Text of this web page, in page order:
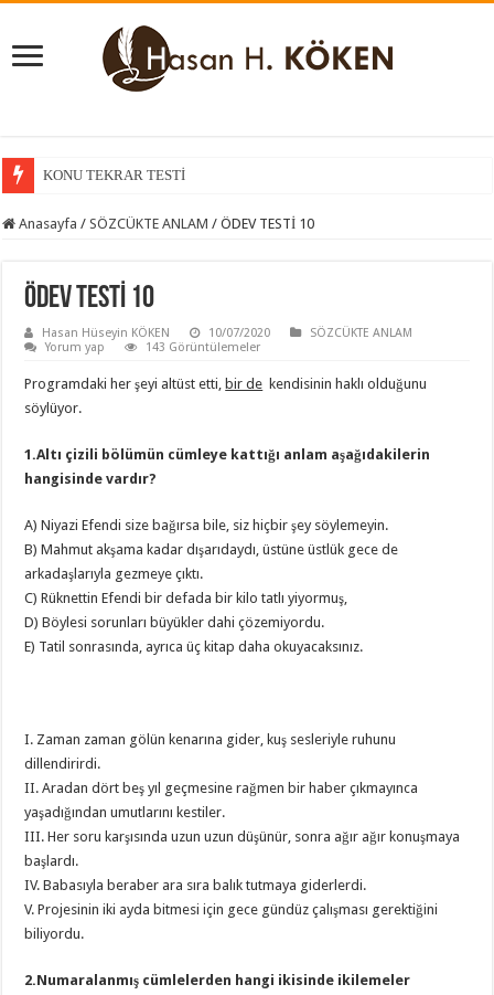
KONU TEKRAR TESTİ
KONU KAVRAMA TESTİ
Anasayfa / SÖZCÜKTE ANLAM / ÖDEV TESTİ 10
ÖDEV TESTİ 10
Hasan Hüseyin KÖKEN 10/07/2020
SÖZCÜKTE ANLAM
Yorum yap
143 Görüntülemeler
Programdaki her şeyi altüst etti, bir de kendisinin haklı olduğunu
söylüyor.
1.Altı çizili bölümün cümleye kattığı anlam aşağıdakilerin
hangisinde vardır?
A) Niyazi Efendi size bağırsa bile, siz hiçbir şey söylemeyin.
B) Mahmut akşama kadar dışarıdaydı, üstüne üstlük gece de
arkadaşlarıyla gezmeye çıktı.
C) Rüknettin Efendi bir defada bir kilo tatlı yiyormuş,
D) Böylesi sorunları büyükler dahi çözemiyordu.
E) Tatil sonrasında, ayrıca üç kitap daha okuyacaksınız.
I. Zaman zaman gölün kenarına gider, kuş sesleriyle ruhunu
dillendirirdi.
II. Aradan dört beş yıl geçmesine rağmen bir haber çıkmayınca
yaşadığından umutlarını kestiler.
III. Her soru karşısında uzun uzun düşünür, sonra ağır ağır konuşmaya
başlardı.
IV. Babasıyla beraber ara sıra balık tutmaya giderlerdi.
V. Projesinin iki ayda bitmesi için gece gündüz çalışması gerektiğini
biliyordu.
2.Numaralanmış cümlelerden hangi ikisinde ikilemeler